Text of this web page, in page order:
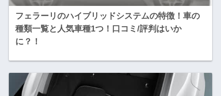
フェラーリのハイブリッドシステムの特徴！車の
種類一覧と人気車種1つ！口コミ/評判はいか
に？！